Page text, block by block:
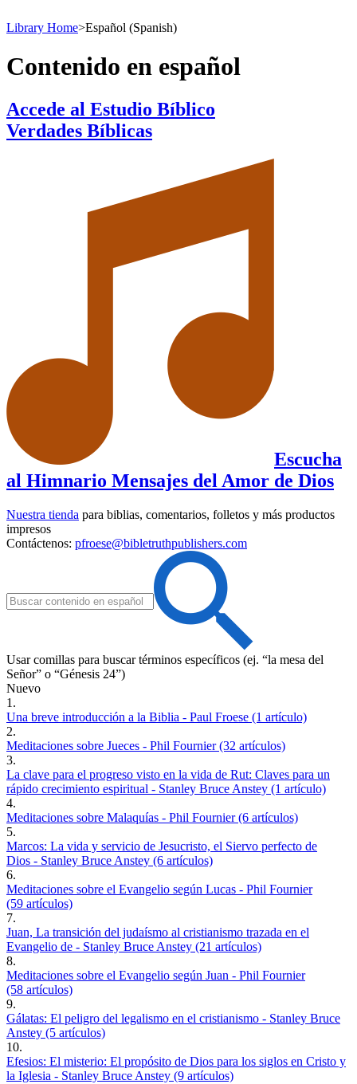
Library Home>Español (Spanish)
Contenido en español
Accede al Estudio Bíblico
Verdades Bíblicas
Escucha
al Himnario Mensajes del Amor de Dios
Nuestra tienda para biblias, comentarios, folletos y más productos
impresos
Contáctenos: pfroese@bibletruthpublishers.com
Usar comillas para buscar términos específicos (ej. “la mesa del
Señor” o “Génesis 24”)
Nuevo
1.
Una breve introducción a la Biblia - Paul Froese (1 artículo)
2.
Meditaciones sobre Jueces - Phil Fournier (32 artículos)
3.
La clave para el progreso visto en la vida de Rut: Claves para un
rápido crecimiento espiritual - Stanley Bruce Anstey (1 artículo)
4.
Meditaciones sobre Malaquías - Phil Fournier (6 artículos)
5.
Marcos: La vida y servicio de Jesucristo, el Siervo perfecto de
Dios - Stanley Bruce Anstey (6 artículos)
6.
Meditaciones sobre el Evangelio según Lucas - Phil Fournier
(59 artículos)
7.
Juan, La transición del judaísmo al cristianismo trazada en el
Evangelio de - Stanley Bruce Anstey (21 artículos)
8.
Meditaciones sobre el Evangelio según Juan - Phil Fournier
(58 artículos)
9.
Gálatas: El peligro del legalismo en el cristianismo - Stanley Bruce
Anstey (5 artículos)
10.
Efesios: El misterio: El propósito de Dios para los siglos en Cristo y
la Iglesia - Stanley Bruce Anstey (9 artículos)